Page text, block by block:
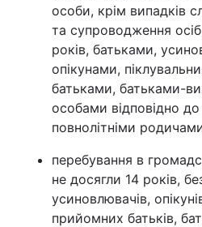
особи, крім випадків
та супроводження
років, батьками,
опікунами,
батьками, батьками-
особами відповідно
повнолітніми
перебування в
не досягли 14 років,
усиновлювачів,
прийомних батьків,